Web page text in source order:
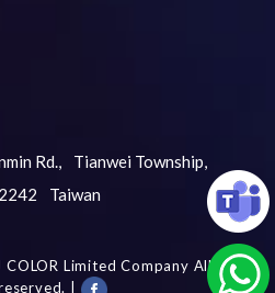
Rd.,
Tianwei Township,
Taiwan
COLOR Limited Company All
|